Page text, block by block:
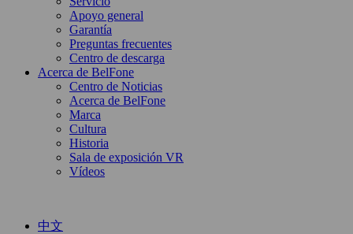
Apoyo general
Garantía
Preguntas frecuentes
Centro de descarga
Acerca de BelFone
Centro de Noticias
Acerca de BelFone
Marca
Cultura
Historia
Sala de exposición VR
Vídeos
中文